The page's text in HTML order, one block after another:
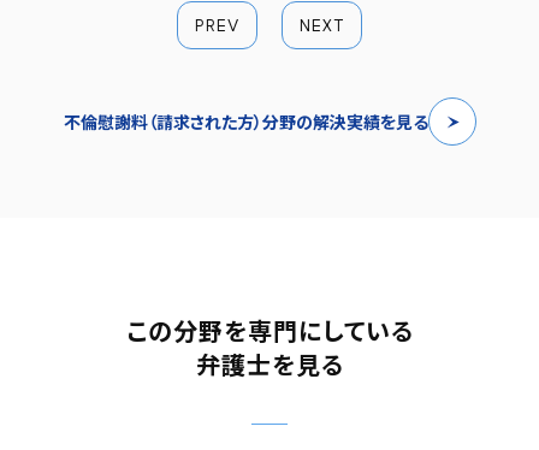
PREV NEXT
不倫慰謝料（請求された方）分野の解決実績を見る
この分野を専門にしている
弁護士を見る